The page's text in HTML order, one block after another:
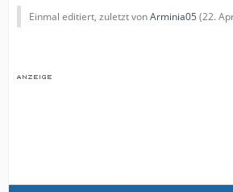
Einmal editiert, zuletzt vonArminia05 (22.